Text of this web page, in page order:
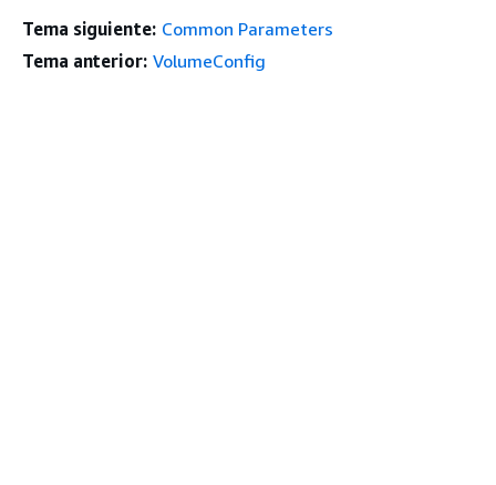
Tema siguiente: Common Parameters
Tema anterior: VolumeConfig